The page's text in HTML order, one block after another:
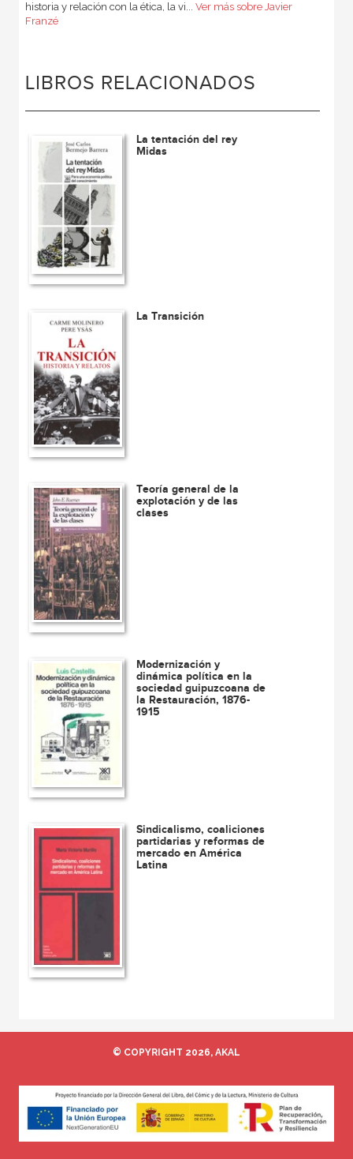
historia y relación con la ética, la vi... Ver más sobre Javier
Franzé
LIBROS RELACIONADOS
La tentación del rey
Midas
La Transición
Teoría general de la
explotación y de las
clases
Modernización y
dinámica política en la
sociedad guipuzcoana de
la Restauración, 1876-
1915
Sindicalismo, coaliciones
partidarias y reformas de
mercado en América
Latina
© COPYRIGHT 2026, AKAL